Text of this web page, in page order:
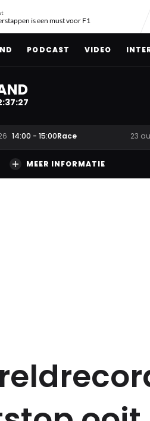
is een must voor F1
PODCAST VIDEO
:37:27
14:00 - 15:00Race 23
MEER INFORMATIE